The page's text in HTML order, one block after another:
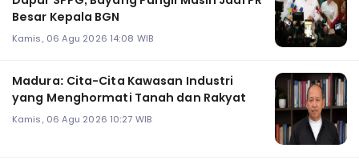
Besar Kepala BGN
Kamis, 06 Agu 2026 14:08 WIB
Madura: Cita-Cita Kawasan Industri
yang Menghormati Tanah dan Rakyat
Kamis, 06 Agu 2026 10:27 WIB